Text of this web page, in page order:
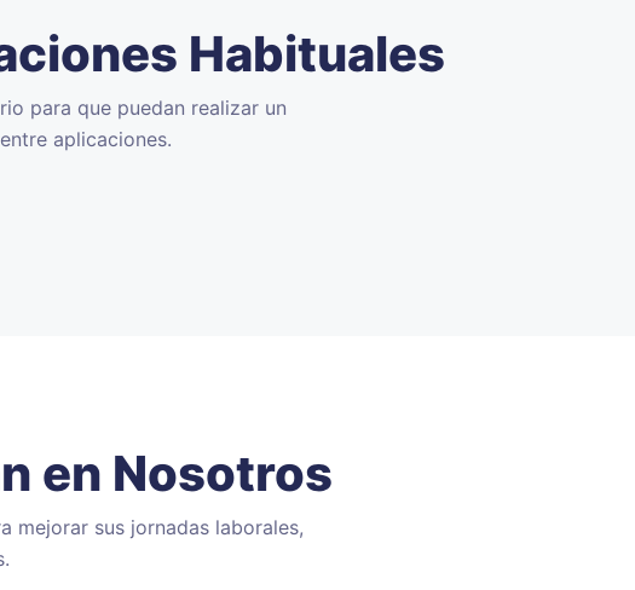
Habituales
para que puedan realizar un
aplicaciones.
en Nosotros
mejorar sus jornadas laborales,